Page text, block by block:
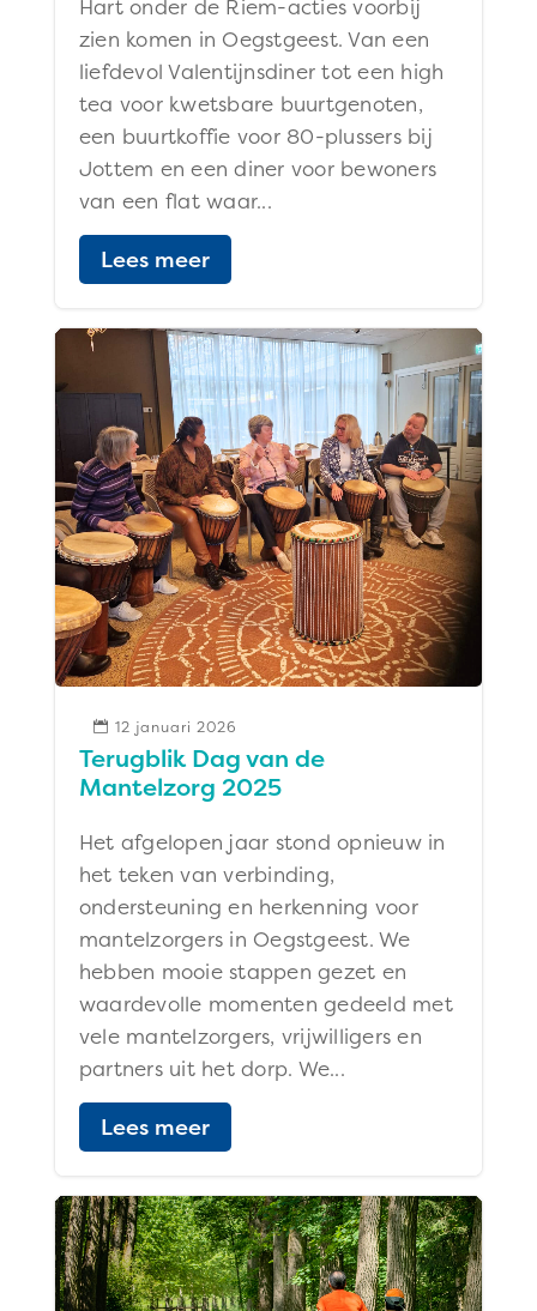
Hart onder de Riem-acties voorbij
zien komen in Oegstgeest. Van een
liefdevol Valentijnsdiner tot een high
tea voor kwetsbare buurtgenoten,
een buurtkoffie voor 80-plussers bij
Jottem en een diner voor bewoners
van een flat waar...
Lees meer
Terugblik Dag van de
Mantelzorg 2025
Het afgelopen jaar stond opnieuw in
het teken van verbinding,
ondersteuning en herkenning voor
mantelzorgers in Oegstgeest. We
hebben mooie stappen gezet en
waardevolle momenten gedeeld met
vele mantelzorgers, vrijwilligers en
partners uit het dorp. We...
Lees meer
 12 januari 2026